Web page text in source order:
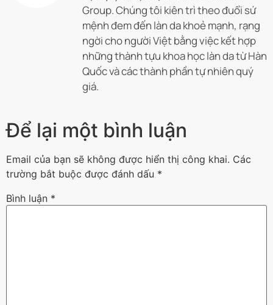
Group. Chúng tôi kiên trì theo đuổi sứ
mệnh đem đến làn da khoẻ mạnh, rạng
ngời cho người Việt bằng việc kết hợp
những thành tựu khoa học làn da từ Hàn
Quốc và các thành phần tự nhiên quý
giá.
Để lại một bình luận
Email của bạn sẽ không được hiển thị công khai. Các
trường bắt buộc được đánh dấu *
Bình luận *